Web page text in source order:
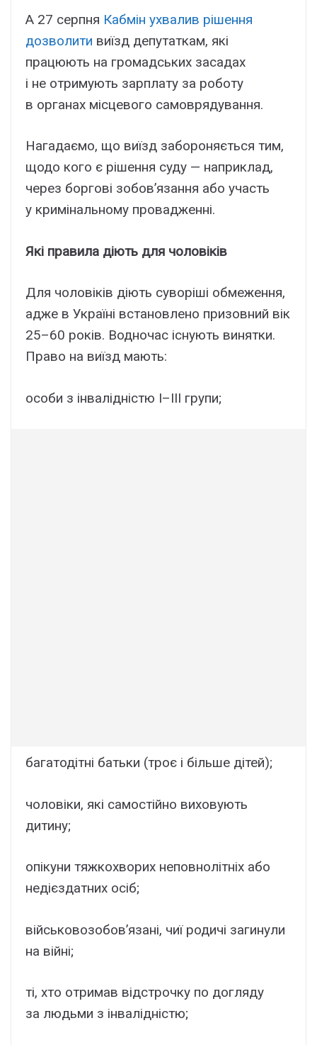
А 27 серпня Кабмін ухвалив рішення
дозволити виїзд депутаткам, які
працюють на громадських засадах
і не отримують зарплату за роботу
в органах місцевого самоврядування.
Нагадаємо, що виїзд забороняється тим,
щодо кого є рішення суду — наприклад,
через боргові зобов’язання або участь
у кримінальному провадженні.
Які правила діють для чоловіків
Для чоловіків діють суворіші обмеження,
адже в Україні встановлено призовний вік
25–60 років. Водночас існують винятки.
Право на виїзд мають:
особи з інвалідністю І–ІІІ групи;
багатодітні батьки (троє і більше дітей);
чоловіки, які самостійно виховують
дитину;
опікуни тяжкохворих неповнолітніх або
недієздатних осіб;
військовозобов’язані, чиї родичі загинули
на війні;
ті, хто отримав відстрочку по догляду
за людьми з інвалідністю;